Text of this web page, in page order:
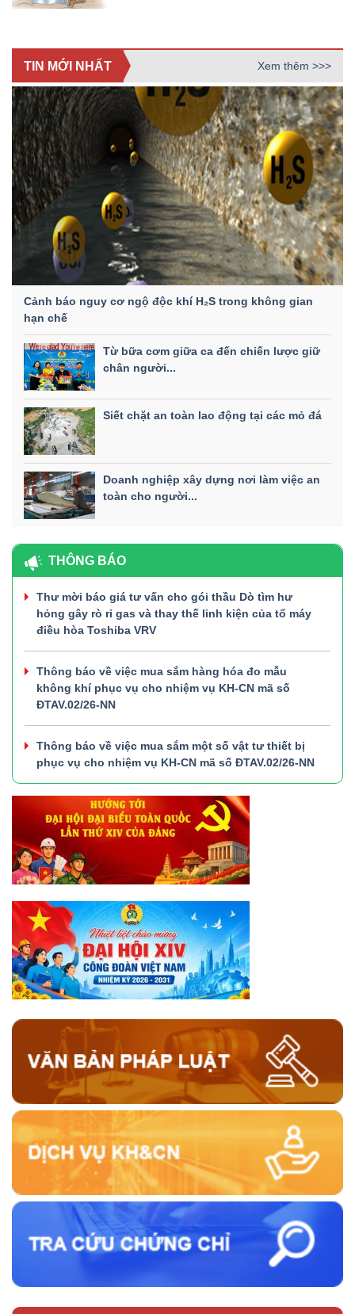
TIN MỚI NHẤT Xem thêm >>>
Cảnh báo nguy cơ ngộ độc khí H₂S trong không gian
hạn chế
Từ bữa cơm giữa ca đến chiến lược giữ
chân người...
Siết chặt an toàn lao động tại các mỏ đá
Doanh nghiệp xây dựng nơi làm việc an
toàn cho người...
THÔNG BÁO
Thư mời báo giá tư vấn cho gói thầu Dò tìm hư
hỏng gây rò rỉ gas và thay thế linh kiện của tổ máy
điều hòa Toshiba VRV
Thông báo về việc mua sắm hàng hóa đo mẫu
không khí phục vụ cho nhiệm vụ KH-CN mã số
ĐTAV.02/26-NN
Thông báo về việc mua sắm một số vật tư thiết bị
phục vụ cho nhiệm vụ KH-CN mã số ĐTAV.02/26-NN